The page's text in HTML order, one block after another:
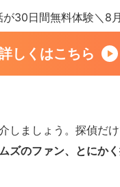
30日間無料体験＼8
しくはこちら
ましょう。探偵だ
ズのファン、とにか